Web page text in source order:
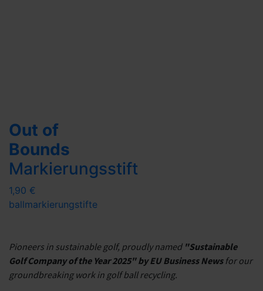
Out of
Bounds
Markierungsstift
1,90 €
ballmarkierungstifte
Pioneers in sustainable golf, proudly named "Sustainable
Golf Company of the Year 2025" by EU Business Newsfor our
groundbreaking work in golf ball recycling.